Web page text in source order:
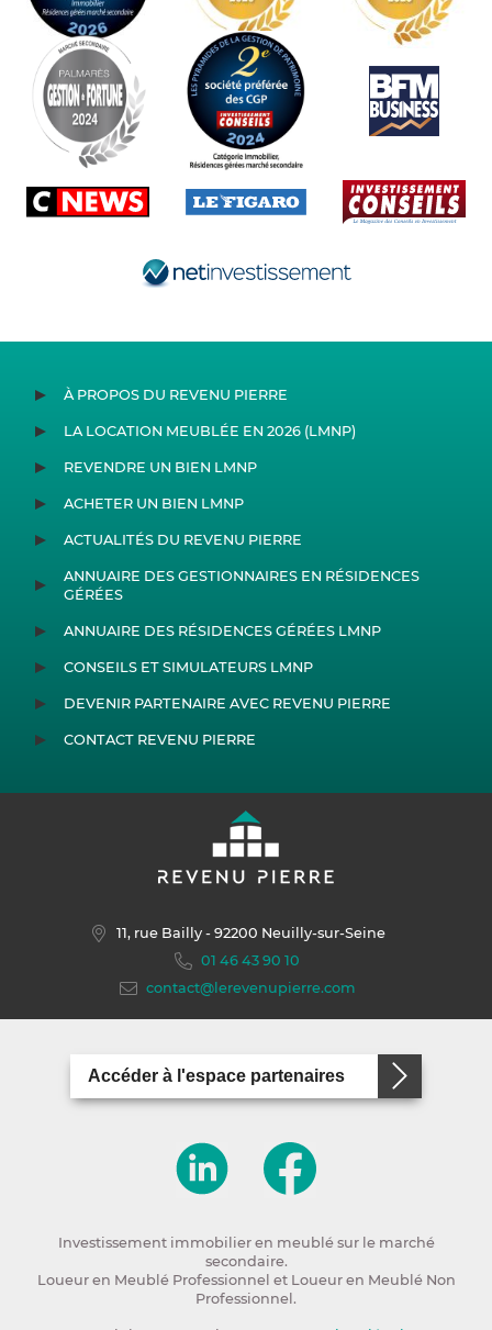
À PROPOS DU REVENU PIERRE
LA LOCATION MEUBLÉE EN 2026 (LMNP)
REVENDRE UN BIEN LMNP
ACHETER UN BIEN LMNP
ACTUALITÉS DU REVENU PIERRE
ANNUAIRE DES GESTIONNAIRES EN RÉSIDENCES
GÉRÉES
ANNUAIRE DES RÉSIDENCES GÉRÉES LMNP
CONSEILS ET SIMULATEURS LMNP
DEVENIR PARTENAIRE AVEC REVENU PIERRE
CONTACT REVENU PIERRE
11, rue Bailly- 92200 Neuilly-sur-Seine
01 46 43 90 10
contact@lerevenupierre.com
Accéder à l'espace partenaires
Investissement immobilier en meublé sur le marché
secondaire.
Loueur en Meublé Professionnel et Loueur en Meublé Non
Professionnel.